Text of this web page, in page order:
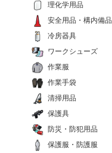
理化学用品
安全用品・構内備品
冷房器具
ワークシューズ
作業服
作業手袋
清掃用品
保護具
防災・防犯用品
保護服・防護服